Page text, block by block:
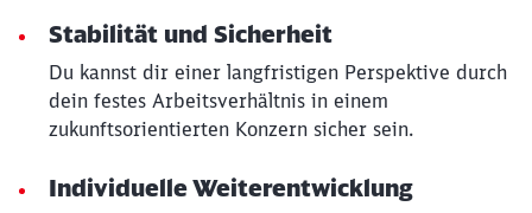
Stabilität und Sicherheit
Du kannst dir einer langfristigen Perspektive durch
dein festes Arbeitsverhältnis in einem
zukunftsorientierten Konzern sicher sein.
Individuelle Weiterentwicklung